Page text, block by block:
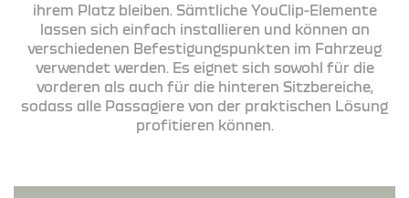
ihrem Platz bleiben. Sämtliche YouClip-Elemente
lassen sich einfach installieren und können an
verschiedenen Befestigungspunkten im Fahrzeug
verwendet werden. Es eignet sich sowohl für die
vorderen als auch für die hinteren Sitzbereiche,
sodass alle Passagiere von der praktischen Lösung
profitieren können.